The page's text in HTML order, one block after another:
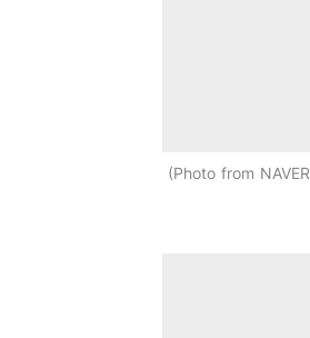
Photo from NAVER